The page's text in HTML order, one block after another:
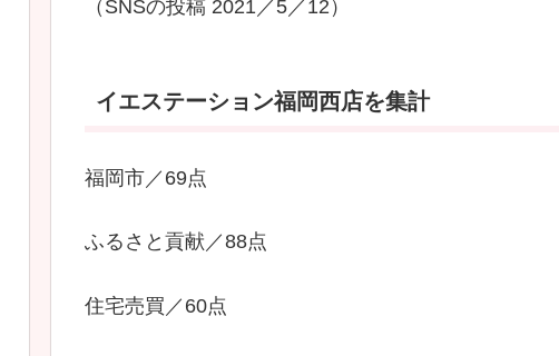
（SNSの投稿 2021／5／12）
イエステーション福岡西店を集計
福岡市／69点
ふるさと貢献／88点
住宅売買／60点